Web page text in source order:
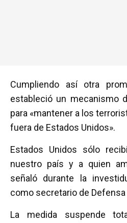
Cumpliendo así otra
estableció un mecanismo
para «mantener a los
fuera de Estados Unidos».
Estados Unidos sólo
nuestro país y a quien
señaló durante la
como secretario de Defensa
La medida suspende